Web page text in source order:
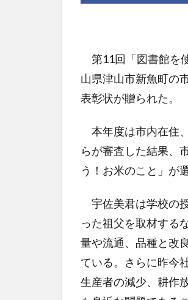
第11回「図書館を
山県津山市新魚町の
表彰状が贈られた。
本年度は市内在住
らが審査した結果、
う！お米のこと」が
宇佐美君は学校の
った祖父を取材する
量や流通、品種と改
ている。さらに昨今
生産者の減少、耕作